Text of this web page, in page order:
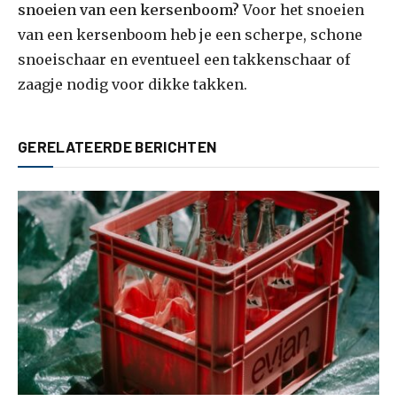
snoeien van een kersenboom? Voor het snoeien
van een kersenboom heb je een scherpe, schone
snoeischaar en eventueel een takkenschaar of
zaagje nodig voor dikke takken.
GERELATEERDE BERICHTEN